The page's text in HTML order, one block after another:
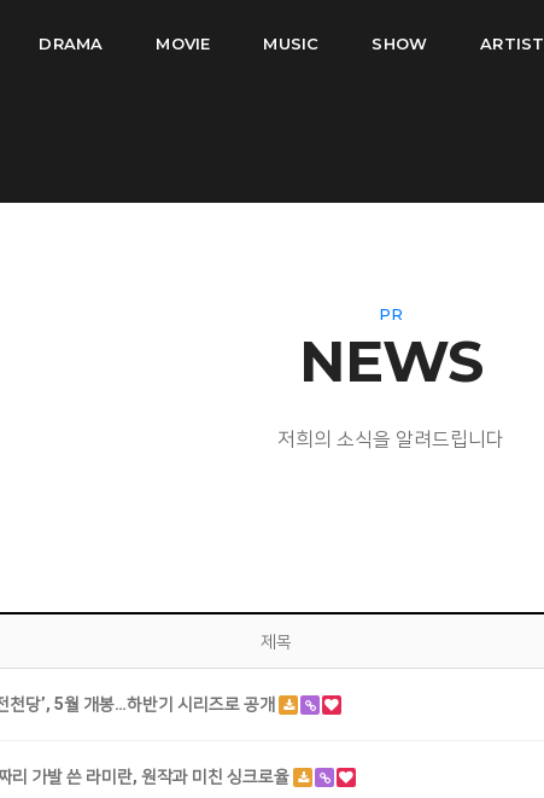
DRAMA MOVIE MUSIC SHOW ARTIST
PR
NEWS
저희의 소식을 알려드립니다
제목
천당’, 5월 개봉…하반기 시리즈로 공개
리 가발 쓴 라미란, 원작과 미친 싱크로율